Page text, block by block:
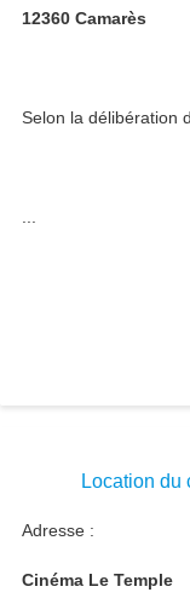
12360 Camarès
Selon la délibération
Location du
Adresse :
Cinéma Le Temple